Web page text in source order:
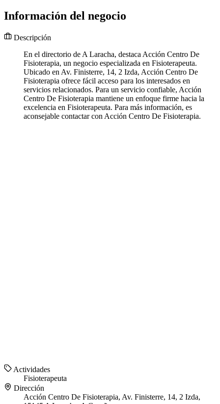
Información del negocio
Descripción
En el directorio de A Laracha, destaca Acción Centro De
Fisioterapia, un negocio especializada en Fisioterapeuta.
Ubicado en Av. Finisterre, 14, 2 Izda, Acción Centro De
Fisioterapia ofrece fácil acceso para los interesados en
servicios relacionados. Para un servicio confiable, Acción
Centro De Fisioterapia mantiene un enfoque firme hacia la
excelencia en Fisioterapeuta. Para más información, es
aconsejable contactar con Acción Centro De Fisioterapia.
Actividades
Fisioterapeuta
Dirección
Acción Centro De Fisioterapia, Av. Finisterre, 14, 2 Izda,